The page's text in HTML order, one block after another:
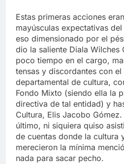
Estas primeras acciones
mayúsculas expectativas
eso dimensionado por el
dio la saliente Diala Wilches
poco tiempo en el cargo,
tensas y discordantes con el
departamental de cultura,
Fondo Mixto (siendo ella la
directiva de tal entidad) y
Cultura, Elis Jacobo
último, ni siquiera quiso
de cuentas donde la cultura
merecieron la mínima
nada para sacar pecho.